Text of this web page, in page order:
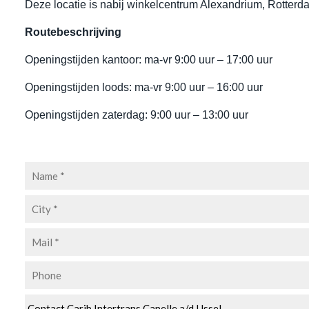
Deze locatie is nabij winkelcentrum Alexandrium,
Routebeschrijving
Openingstijden kantoor: ma-vr 9:00 uur – 17:00 uur
Openingstijden loods: ma-vr 9:00 uur – 16:00 uur
Openingstijden zaterdag: 9:00 uur – 13:00 uur